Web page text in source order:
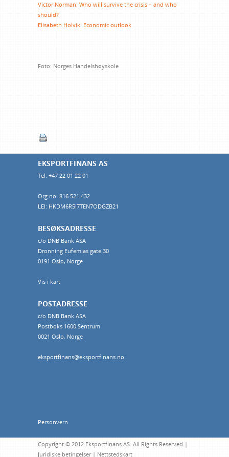
Victor Norman: Who will survive the crisis – and who
should?
Elisabeth Holvik: Economic outlook
Foto: Norges Handelshøyskole
EKSPORTFINANS AS
Tel: +47 22 01 22 01
Org.no: 816 521 432
LEI: HKDM6R5I7TEN7ODGZB21
BESØKSADRESSE
c/o DNB Bank ASA
Dronning Eufemias gate 30
0191 Oslo, Norge
Vis i kart
POSTADRESSE
c/o DNB Bank ASA
Postboks 1600 Sentrum
0021 Oslo, Norge
eksportfinans@eksportfinans.no
Personvern
Copyright © 2012 Eksportfinans AS. All Rights Reserved |
Juridiske betingelser| Nettstedskart